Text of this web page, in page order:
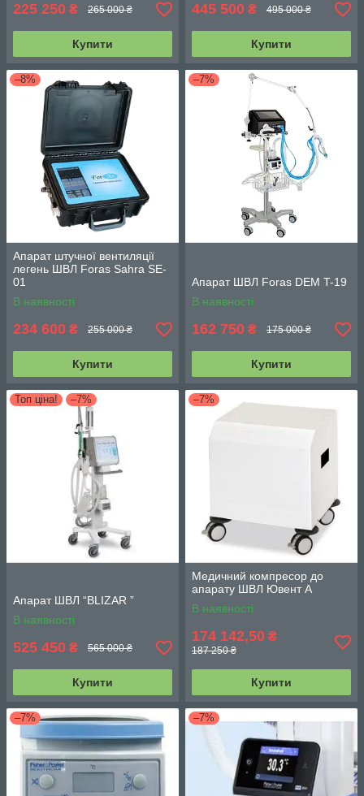
225 250 ₴ 265 000 ₴
Купити
445 500 ₴ 495 000 ₴
Купити
–8%
Апарат штучної вентиляції
легень ШВЛ Foras Sahra SE-
01
В наявності
234 600 ₴ 255 000 ₴
Купити
–7%
Апарат ШВЛ Foras DEM T-19
В наявності
162 750 ₴ 175 000 ₴
Купити
Топ ціна! –7%
Апарат ШВЛ “BLIZAR ”
В наявності
525 450 ₴ 565 000 ₴
Купити
–7%
Медичний компресор до
апарату ШВЛ Ювент А
В наявності
174 142,50 ₴
187 250 ₴
Купити
–7% –7%